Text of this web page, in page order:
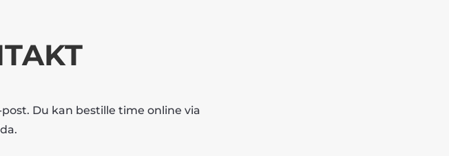
Du kan bestille time online via